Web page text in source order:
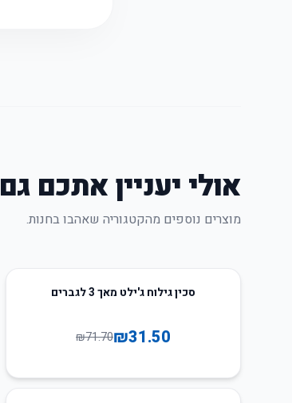
אולי יעניין אתכם גם
מוצרים נוספים מהקטגוריה שאהבו בחנות.
סכין גילוח ג'ילט מאך 3 לגברים
₪31.50
₪71.70